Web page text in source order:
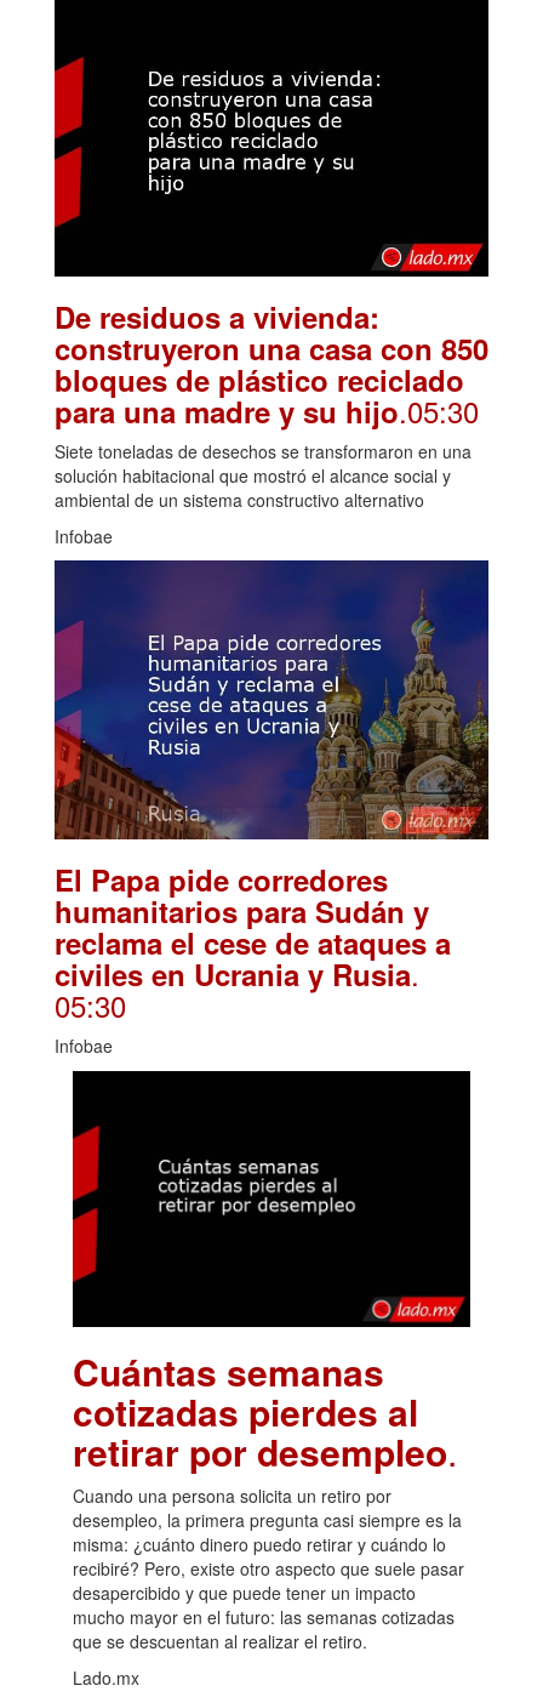
De residuos a vivienda:
construyeron una casa con 850
bloques de plástico reciclado
para una madre y su hijo.05:30
Siete toneladas de desechos se transformaron en una
solución habitacional que mostró el alcance social y
ambiental de un sistema constructivo alternativo
Infobae
El Papa pide corredores
humanitarios para Sudán y
reclama el cese de ataques a
civiles en Ucrania y Rusia.
05:30
Infobae
Cuántas semanas
cotizadas pierdes al
retirar por desempleo.
Cuando una persona solicita un retiro por
desempleo, la primera pregunta casi siempre es la
misma: ¿cuánto dinero puedo retirar y cuándo lo
recibiré? Pero, existe otro aspecto que suele pasar
desapercibido y que puede tener un impacto
mucho mayor en el futuro: las semanas cotizadas
que se descuentan al realizar el retiro.
Lado.mx